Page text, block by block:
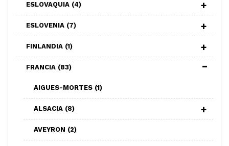
ESLOVAQUIA (4)
ESLOVENIA (7)
FINLANDIA (1)
FRANCIA (83)
AIGUES-MORTES (1)
ALSACIA (8)
AVEYRON (2)